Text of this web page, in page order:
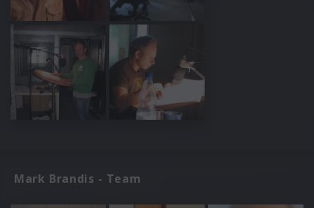
Mark Brandis - Team